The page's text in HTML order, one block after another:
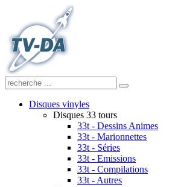
Disques vinyles
Disques 33 tours
33t - Dessins Animes
33t - Marionnettes
33t - Séries
33t - Emissions
33t - Compilations
33t - Autres